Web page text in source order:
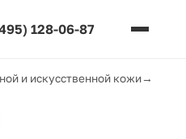
128-06-87
и искусственной кожи→